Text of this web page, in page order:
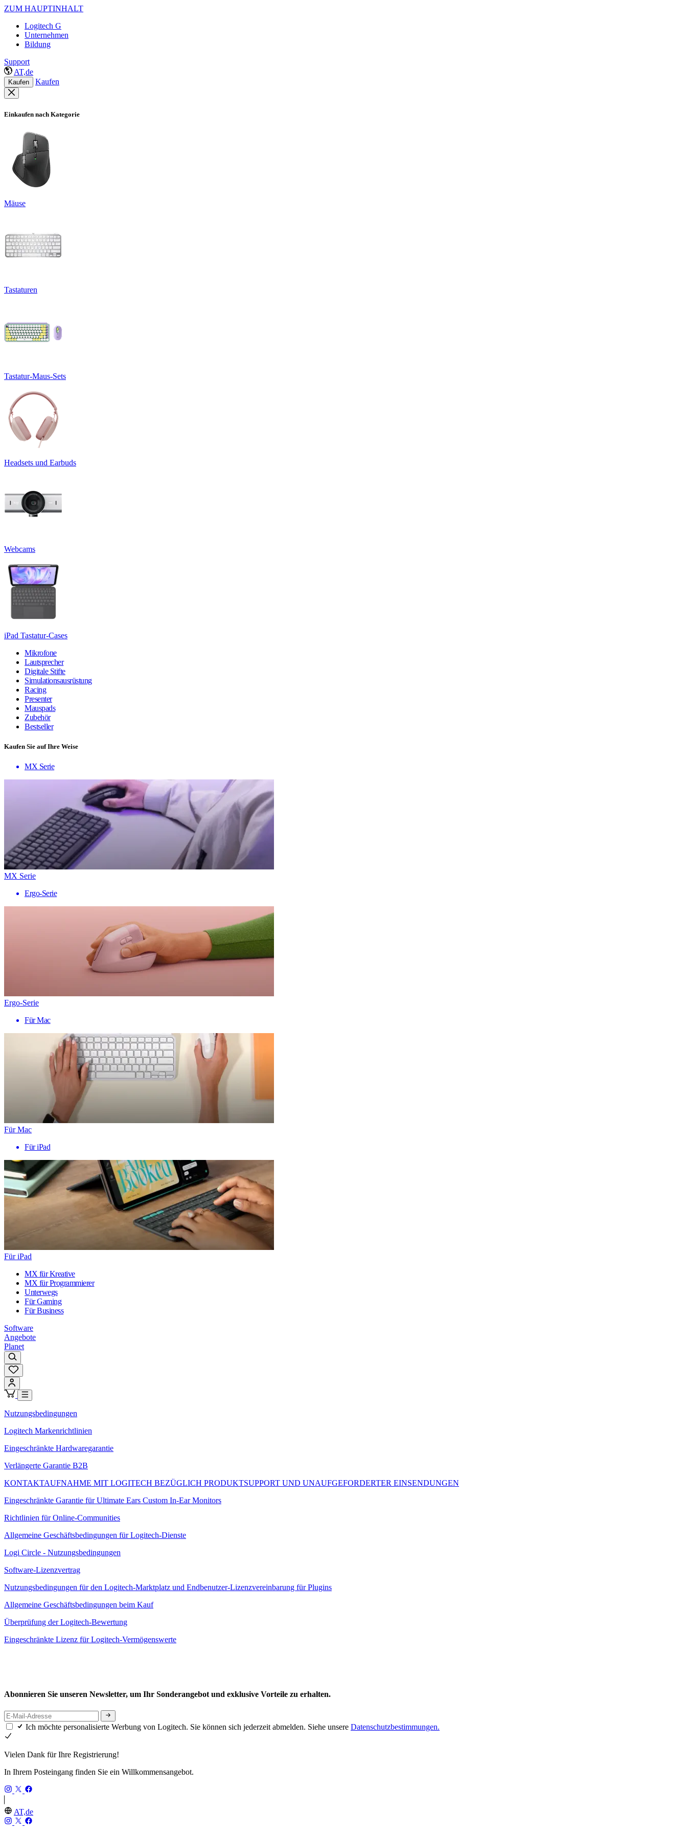
ZUM HAUPTINHALT
Logitech G
Unternehmen
Bildung
Support
AT,de
Kaufen Kaufen
Einkaufen nach Kategorie
Mäuse
Tastaturen
Tastatur-Maus-Sets
Headsets und Earbuds
Webcams
iPad Tastatur-Cases
Mikrofone
Lautsprecher
Digitale Stifte
Simulationsausrüstung
Racing
Presenter
Mauspads
Zubehör
Bestseller
Kaufen Sie auf Ihre Weise
MX Serie
MX Serie
Ergo-Serie
Ergo-Serie
Für Mac
Für Mac
Für iPad
Für iPad
MX für Kreative
MX für Programmierer
Unterwegs
Für Gaming
Für Business
Software
Angebote
Planet
Nutzungsbedingungen
Logitech Markenrichtlinien
Eingeschränkte Hardwaregarantie
Verlängerte Garantie B2B
KONTAKTAUFNAHME MIT LOGITECH BEZÜGLICH PRODUKTSUPPORT UND UNAUFGEFORDERTER EINSENDUNGEN
Eingeschränkte Garantie für Ultimate Ears Custom In-Ear Monitors
Richtlinien für Online-Communities
Allgemeine Geschäftsbedingungen für Logitech-Dienste
Logi Circle - Nutzungsbedingungen
Software-Lizenzvertrag
Nutzungsbedingungen für den Logitech-Marktplatz und Endbenutzer-Lizenzvereinbarung für Plugins
Allgemeine Geschäftsbedingungen beim Kauf
Überprüfung der Logitech-Bewertung
Eingeschränkte Lizenz für Logitech-Vermögenswerte
Abonnieren Sie unseren Newsletter, um Ihr Sonderangebot und exklusive Vorteile zu erhalten.
Ich möchte personalisierte Werbung von Logitech. Sie können sich jederzeit abmelden. Siehe unsere Datenschutzbestimmungen.
Vielen Dank für Ihre Registrierung!
In Ihrem Posteingang finden Sie ein Willkommensangebot.
AT,de